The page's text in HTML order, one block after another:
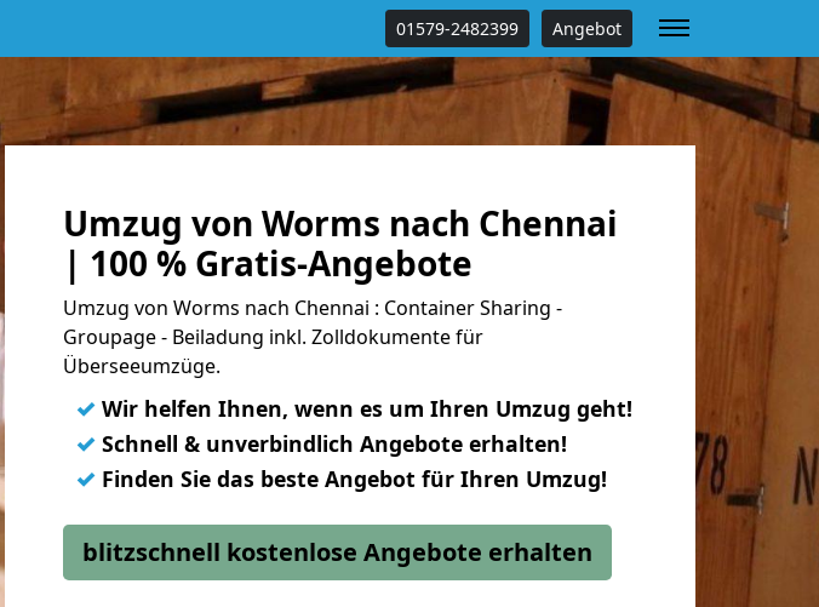
01579-2482399 Angebot
Umzug von Worms nach Chennai
| 100 % Gratis-Angebote
Umzug von Worms nach Chennai : Container Sharing -
Groupage - Beiladung inkl. Zolldokumente für
Überseeumzüge.
✓ Wir helfen Ihnen, wenn es um Ihren Umzug geht!
✓ Schnell & unverbindlich Angebote erhalten!
✓ Finden Sie das beste Angebot für Ihren Umzug!
blitzschnell kostenlose Angebote erhalten